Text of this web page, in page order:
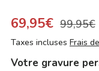
69,95€ 99,95€
Taxes incluses Frais
Votre gravure